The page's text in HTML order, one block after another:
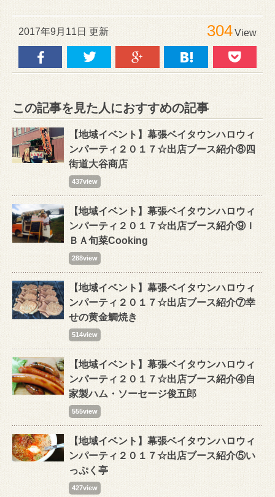
2017年9月11日 更新 304View
この記事を見た人におすすめの記事
【地域イベント】幕張ベイタウンハロウィ
ンパーティ２０１７☆出店ブース紹介⑧四
街道大谷商店
437view
【地域イベント】幕張ベイタウンハロウィ
ンパーティ２０１７☆出店ブース紹介⑨Ｉ
ＢＡ旬菜Cooking
288view
【地域イベント】幕張ベイタウンハロウィ
ンパーティ２０１７☆出店ブース紹介⑦幸
せの黄金鯛焼き
514view
【地域イベント】幕張ベイタウンハロウィ
ンパーティ２０１７☆出店ブース紹介④自
家製ハム・ソーセージ俊五郎
555view
【地域イベント】幕張ベイタウンハロウィ
ンパーティ２０１７☆出店ブース紹介⑤い
っぷく亭
427view